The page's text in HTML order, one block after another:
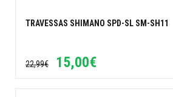
TRAVESSAS SHIMANO SPD-SL SM-SH11
22,99€ 15,00€